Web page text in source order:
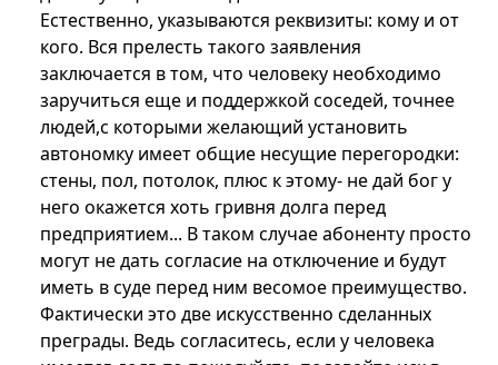
Естественно, указываются реквизиты: кому и от
кого. Вся прелесть такого заявления
заключается в том, что человеку необходимо
заручиться еще и поддержкой соседей, точнее
людей,с которыми желающий установить
автономку имеет общие несущие перегородки:
стены, пол, потолок, плюс к этому- не дай бог у
него окажется хоть гривня долга перед
предприятием... В таком случае абоненту просто
могут не дать согласие на отключение и будут
иметь в суде перед ним весомое преимущество.
Фактически это две искусственно сделанных
преграды. Ведь согласитесь, если у человека